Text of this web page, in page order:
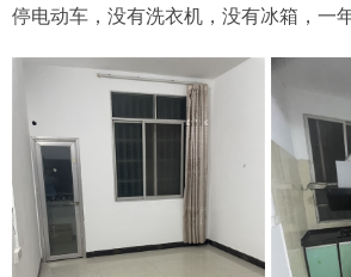
停电动车，没有洗衣机，没有冰箱，一